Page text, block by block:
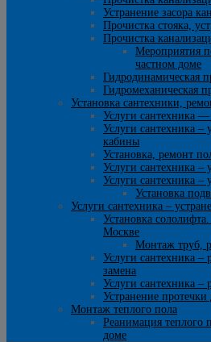
Устранение засора
Прочистка стояка,
Прочистка
Мероприятия
частном доме
Гидродинамическая
Гидромеханическая
Установка сантехники,
Услуги сантехника
Услуги сантехника –
кабины
Установка, ремонт
Услуги сантехника –
Услуги сантехника –
Установка
Услуги сантехника –
Установка
Москве
Монтаж труб,
Услуги сантехника –
замена
Услуги сантехника –
Устранение
Монтаж теплого пола
Реанимация теплого
доме